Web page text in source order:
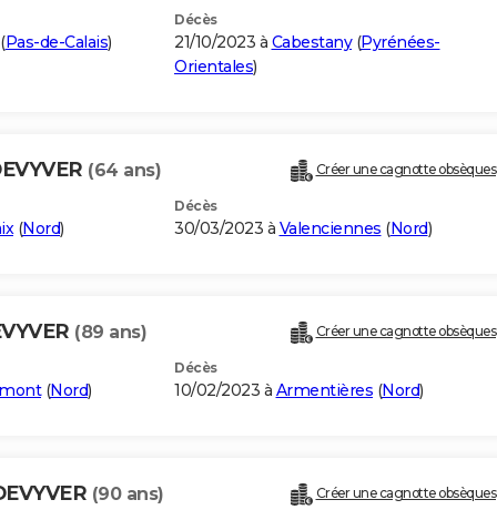
(Pas-de-Calais)
Décès
21/10/2023 à Cabestany(Pyrénées-
Orientales)
(64 ans) Créer une cagnotte obsèques
(Nord)
Décès
30/03/2023 à Valenciennes (Nord)
(89 ans) Créer une cagnotte obsèques
(Nord)
Décès
10/02/2023 à Armentières (Nord)
(90 ans) Créer une cagnotte obsèques